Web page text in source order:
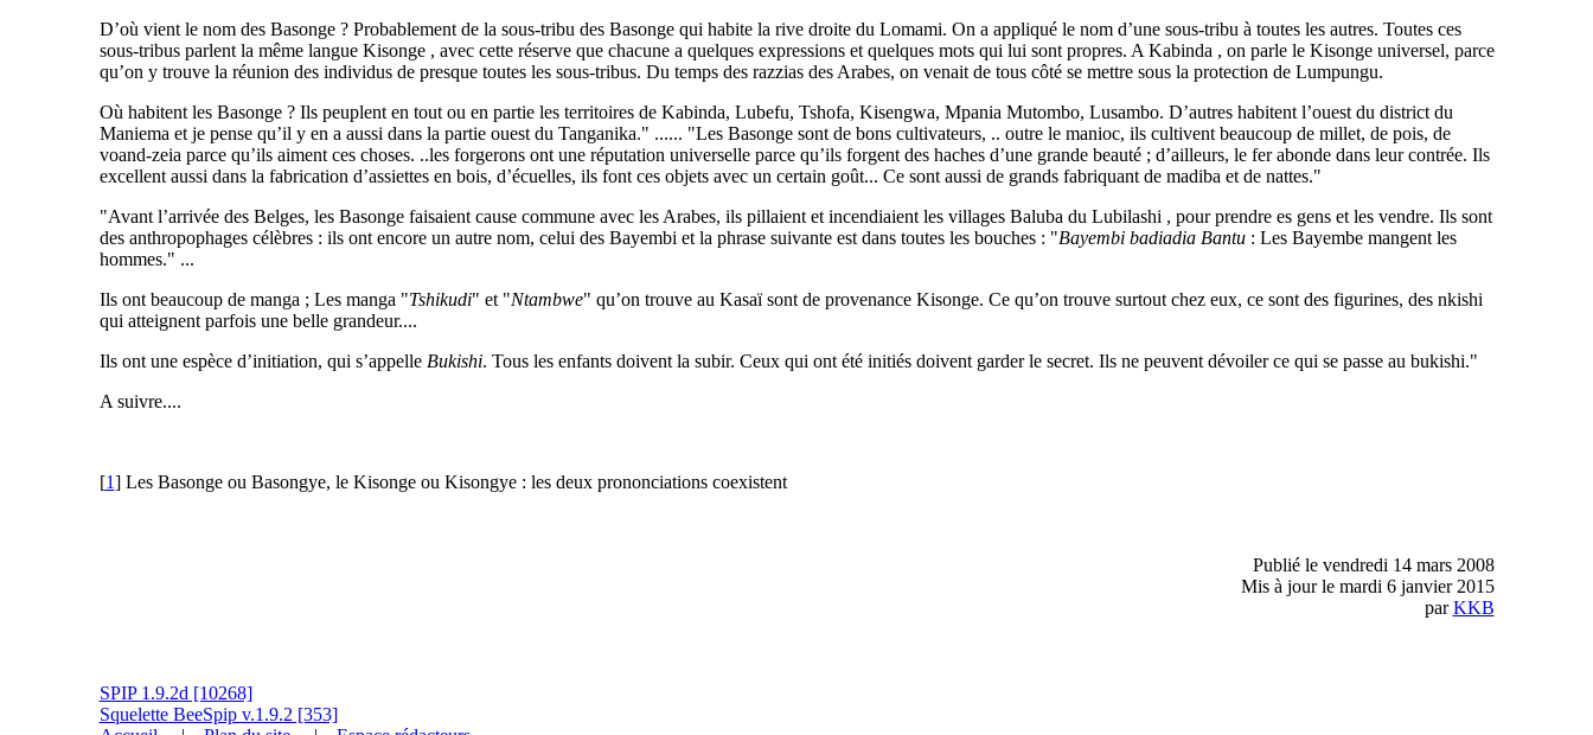
D’où vient le nom des Basonge ? Probablement de la sous-tribu des Basonge qui habite la rive droite du Lomami. On a appliqué le nom d’une sous-tribu à toutes les autres. Toutes ces
sous-tribus parlent la même langue Kisonge , avec cette réserve que chacune a quelques expressions et quelques mots qui lui sont propres. A Kabinda , on parle le Kisonge universel, parce
qu’on y trouve la réunion des individus de presque toutes les sous-tribus. Du temps des razzias des Arabes, on venait de tous côté se mettre sous la protection de Lumpungu.
Où habitent les Basonge ? Ils peuplent en tout ou en partie les territoires de Kabinda, Lubefu, Tshofa, Kisengwa, Mpania Mutombo, Lusambo. D’autres habitent l’ouest du district du
Maniema et je pense qu’il y en a aussi dans la partie ouest du Tanganika." ...... "Les Basonge sont de bons cultivateurs, .. outre le manioc, ils cultivent beaucoup de millet, de pois, de
voand-zeia parce qu’ils aiment ces choses. ..les forgerons ont une réputation universelle parce qu’ils forgent des haches d’une grande beauté ; d’ailleurs, le fer abonde dans leur contrée. Ils
excellent aussi dans la fabrication d’assiettes en bois, d’écuelles, ils font ces objets avec un certain goût... Ce sont aussi de grands fabriquant de madiba et de nattes."
"Avant l’arrivée des Belges, les Basonge faisaient cause commune avec les Arabes, ils pillaient et incendiaient les villages Baluba du Lubilashi , pour prendre es gens et les vendre. Ils sont
des anthropophages célèbres : ils ont encore un autre nom, celui des Bayembi et la phrase suivante est dans toutes les bouches : "Bayembi badiadia Bantu: Les Bayembe mangent les
hommes." ...
Ils ont beaucoup de manga ; Les manga "Tshikudi" et "Ntambwe" qu’on trouve au Kasaï sont de provenance Kisonge. Ce qu’on trouve surtout chez eux, ce sont des figurines, des nkishi
qui atteignent parfois une belle grandeur....
Ils ont une espèce d’initiation, qui s’appelle Bukishi. Tous les enfants doivent la subir. Ceux qui ont été initiés doivent garder le secret. Ils ne peuvent dévoiler ce qui se passe au bukishi."
A suivre....
[1] Les Basonge ou Basongye, le Kisonge ou Kisongye : les deux prononciations coexistent
Publié le vendredi 14 mars 2008
Mis à jour le mardi 6 janvier 2015
parKKB
SPIP 1.9.2d [10268]
Squelette BeeSpip v.1.9.2 [353]